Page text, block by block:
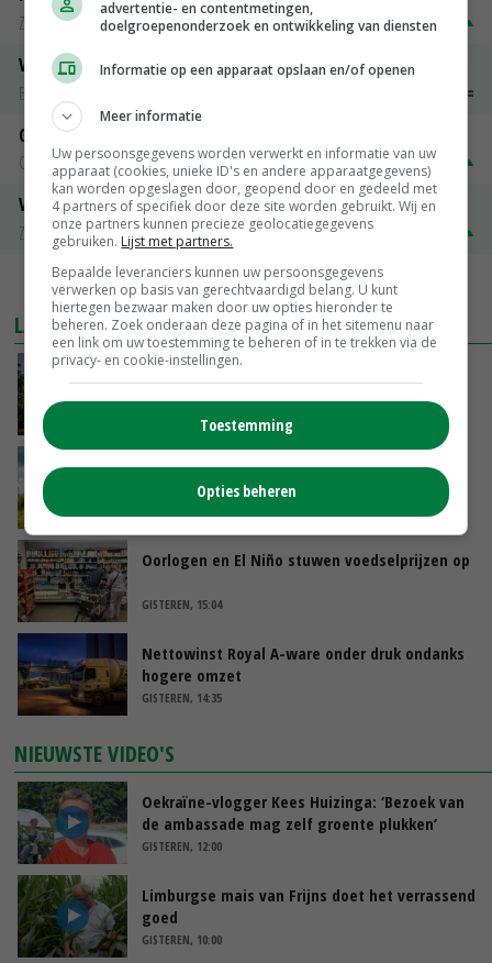
Zuivel NL
€ 269,00 € 7,00
Vleeskuikens 2001-2600 gr
Barneveld
Gerst
Groningen
€ 197,00 € 2,00
Volle melkpoeder
Zuivel NL
€ 345,00
MEER MARKTPRIJZEN
LAATSTE NIEUWS
Kamervragen over onttrekkingsverbod,
GISTEREN, 16:27
‘Rendement van Krullvarkens komt van de
overkant’
Oorlogen en El Niño stuwen voedselprijzen op
GISTEREN, 15:04
Nettowinst Royal A-ware onder druk ondanks
hogere omzet
GISTEREN, 14:35
NIEUWSTE VIDEO'S
Oekraïne-vlogger Kees Huizinga: ‘Bezoek van
de ambassade mag zelf groente plukken’
GISTEREN, 12:00
Limburgse mais van Frijns doet het verrassend
goed
GISTEREN, 10:00
advertentie- en contentmetingen,
doelgroepenonderzoek en ontwikkeling van diensten
Informatie op een apparaat opslaan en/of openen
Meer informatie
Uw persoonsgegevens worden verwerkt en informatie van uw
apparaat (cookies, unieke ID's en andere apparaatgegevens)
kan worden opgeslagen door, geopend door en gedeeld met
4 partners of specifiek door deze site worden gebruikt. Wij en
onze partners kunnen precieze geolocatiegegevens
gebruiken. Lijst met partners.
Bepaalde leveranciers kunnen uw persoonsgegevens
verwerken op basis van gerechtvaardigd belang. U kunt
hiertegen bezwaar maken door uw opties hieronder te
beheren. Zoek onderaan deze pagina of in het sitemenu naar
een link om uw toestemming te beheren of in te trekken via de
privacy- en cookie-instellingen.
Toestemming
Opties beheren